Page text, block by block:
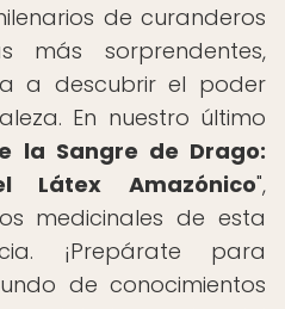
de curanderos
más sorprendentes,
a descubrir el poder
En nuestro último
la Sangre de Drago:
Látex Amazónico",
medicinales de esta
¡Prepárate para
de conocimientos